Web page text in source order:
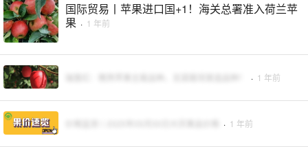
国际贸易丨苹果进口国+1！海关总署准入荷兰苹
果 · 1 年前
· 1 年前
· 1 年前